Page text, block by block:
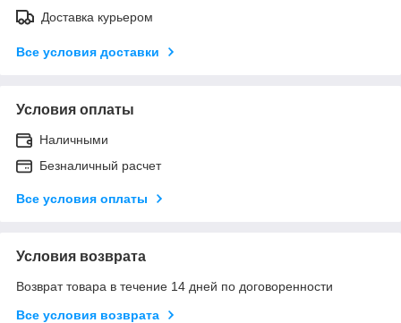
Доставка курьером
Все условия доставки
Условия оплаты
Наличными
Безналичный расчет
Все условия оплаты
Условия возврата
Возврат товара в течение 14 дней по договоренности
Все условия возврата